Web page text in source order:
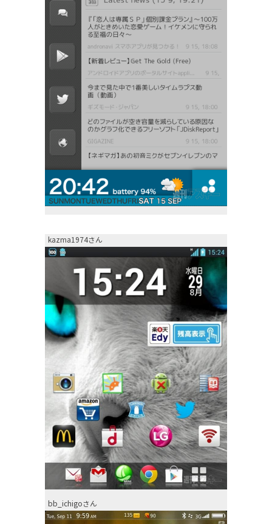
kazma1974さん
bb_ichigoさん